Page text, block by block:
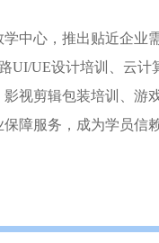
中心，推出贴近企业
UI/UE设计培训、云
视剪辑包装培训、游
障服务，成为学员信